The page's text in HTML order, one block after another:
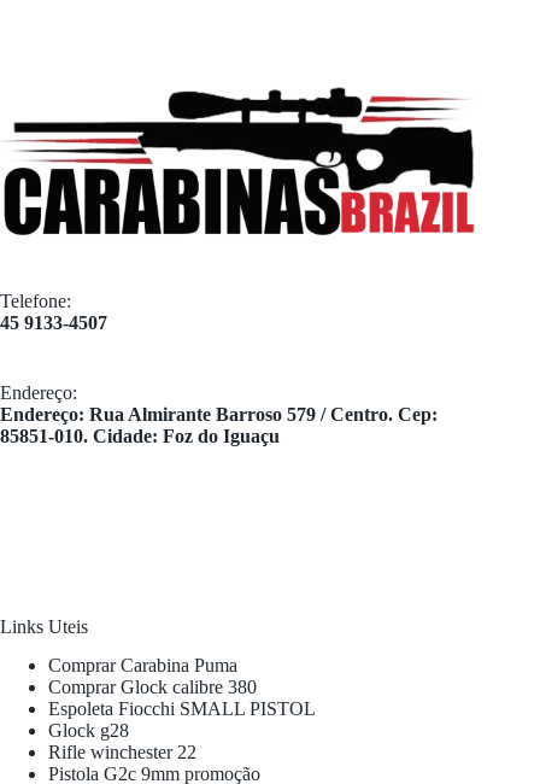
Telefone:
45 9133-4507
Endereço:
​Endereço: Rua Almirante Barroso 579 / Centro. Cep:
85851-010. Cidade: Foz do Iguaçu
Links Uteis
Comprar Carabina Puma
Comprar Glock calibre 380
Espoleta Fiocchi SMALL PISTOL
Glock g28
Rifle winchester 22
Pistola G2c 9mm promoção